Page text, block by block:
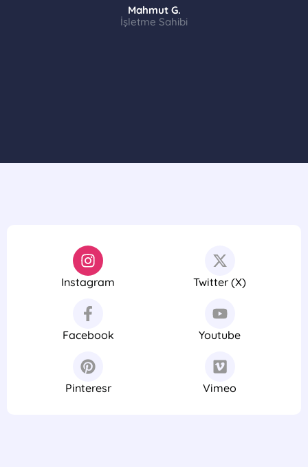
Mahmut G.
İşletme Sahibi
Instagram Twitter (X)
Facebook Youtube
Pinteresr Vimeo